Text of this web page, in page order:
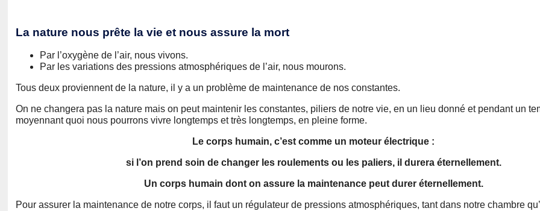
La nature nous prête la vie et nous assure la mort
Par l’oxygène de l’air, nous vivons.
Par les variations des pressions atmosphériques de l’air, nous mourons.
Tous deux proviennent de la nature, il y a un problème de maintenance de nos constantes.
On ne changera pas la nature mais on peut maintenir les constantes, piliers de notre vie, en un lieu donné et pendant un
moyennant quoi nous pourrons vivre longtemps et très longtemps, en pleine forme.
Le corps humain, c’est comme un moteur électrique :
si l’on prend soin de changer les roulements ou les paliers, il durera éternellement.
Un corps humain dont on assure la maintenance peut durer éternellement.
Pour assurer la maintenance de notre corps, il faut un régulateur de pressions atmosphériques, tant dans notre chambre